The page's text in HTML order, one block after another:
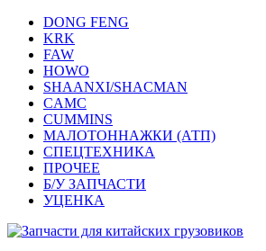
DONG FENG
KRK
FAW
HOWO
SHAANXI/SHACMAN
CAMC
CUMMINS
МАЛОТОННАЖКИ (АТП)
СПЕЦТЕХНИКА
ПРОЧЕЕ
Б/У ЗАПЧАСТИ
УЦЕНКА